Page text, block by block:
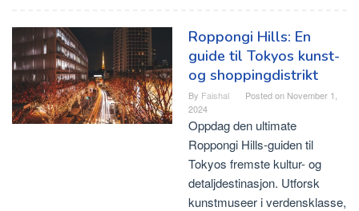
Roppongi Hills: En
guide til Tokyos kunst-
og shoppingdistrikt
By Faishal Posted on November 1,
2024
Oppdag den ultimate
Roppongi Hills-guiden til
Tokyos fremste kultur- og
detaljdestinasjon. Utforsk
kunstmuseer i verdensklasse,